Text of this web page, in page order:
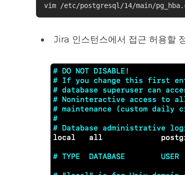
vim /etc/postgresql/14/main/
Jira 인스턴스에서 접근 허용할